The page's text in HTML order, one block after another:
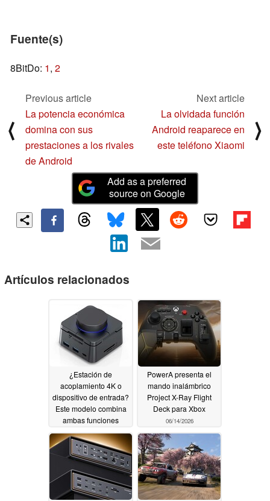
Fuente(s)
8BitDo: 1, 2
⟨
Previous article
La potencia económica
domina con sus
prestaciones a los rivales
de Android
Next article
La olvidada función
Android reaparece en
este teléfono Xiaomi
⟩
Add as a preferred
source on Google
Artículos relacionados
¿Estación de
acoplamiento 4K o
dispositivo de entrada?
Este modelo combina
ambas funciones
07/23/2026
PowerA presenta el
mando inalámbrico
Project X-Ray Flight
Deck para Xbox
06/14/2026